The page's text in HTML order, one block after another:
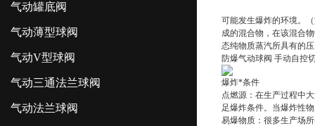
气动罐底阀
气动薄型球阀
气动V型球阀
气动三通法兰球阀
气动法兰球阀
可能发生爆炸的环境。
成的混合物，在该混合
态纯物质蒸汽所具有的
防爆气动球阀 手动自控
爆炸*条件
点燃源：在生产过程中
足爆炸条件。当爆炸性
易爆物质：很多生产场